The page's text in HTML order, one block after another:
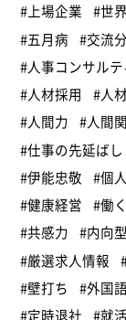
#上場企業
#世
#五月病
#交流
#人事コンサル
#人材採用
#人
#人間力
#人間
#仕事の先延ばし
#伊能忠敬
#個人
#健康経営
#働
#共感力
#内向型
#厳選求人情報
#壁打ち
#外国語
#定時退社
#就